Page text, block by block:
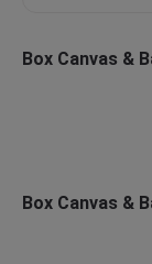
Box Canvas &
Box Canvas &